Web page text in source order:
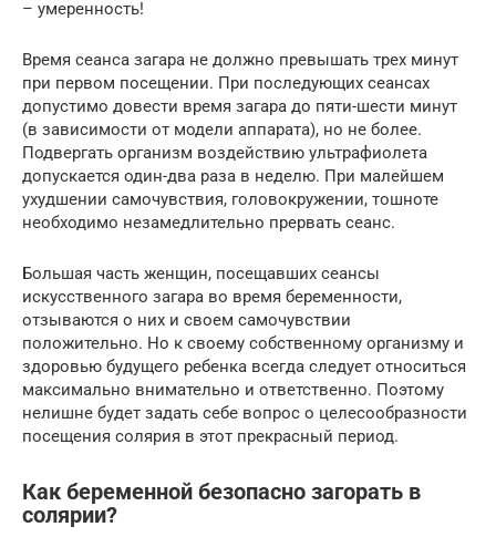
– умеренность!
Время сеанса загара не должно превышать трех минут
при первом посещении. При последующих сеансах
допустимо довести время загара до пяти-шести минут
(в зависимости от модели аппарата), но не более.
Подвергать организм воздействию ультрафиолета
допускается один-два раза в неделю. При малейшем
ухудшении самочувствия, головокружении, тошноте
необходимо незамедлительно прервать сеанс.
Большая часть женщин, посещавших сеансы
искусственного загара во время беременности,
отзываются о них и своем самочувствии
положительно. Но к своему собственному организму и
здоровью будущего ребенка всегда следует относиться
максимально внимательно и ответственно. Поэтому
нелишне будет задать себе вопрос о целесообразности
посещения солярия в этот прекрасный период.
Как беременной безопасно загорать в
солярии?